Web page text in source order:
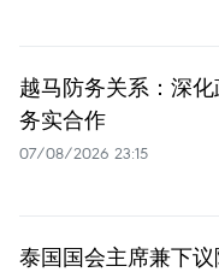
越马防务关系：深
务实合作
07/08/2026 23:15
泰国国会主席兼下